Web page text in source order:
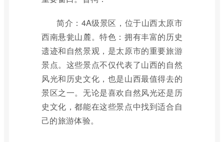
简介：4A级景区，位于山西太原市
西南悬瓮山麓。特色：拥有丰富的历史
遗迹和自然景观，是太原市的重要旅游
景点。这些景点不仅代表了山西的自然
风光和历史文化，也是山西最值得去的
景区之一。无论是喜欢自然风光还是历
史文化，都能在这些景点中找到适合自
己的旅游体验。